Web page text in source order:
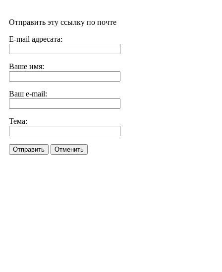
Отправить эту ссылку по почте
E-mail адресата:
Ваше имя:
Ваш e-mail:
Тема:
Отправить Отменить